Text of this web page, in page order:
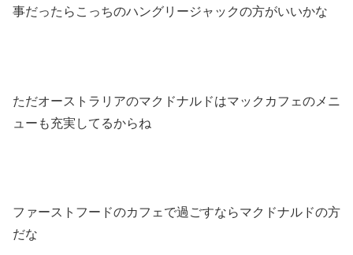
事だったらこっちのハングリージャックの方がいいかな
ただオーストラリアのマクドナルドはマックカフェのメニ
ューも充実してるからね
ファーストフードのカフェで過ごすならマクドナルドの方
だな